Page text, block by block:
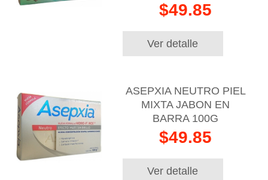
$49.85
Ver detalle
ASEPXIA NEUTRO PIEL
MIXTA JABON EN
BARRA 100G
$49.85
Ver detalle